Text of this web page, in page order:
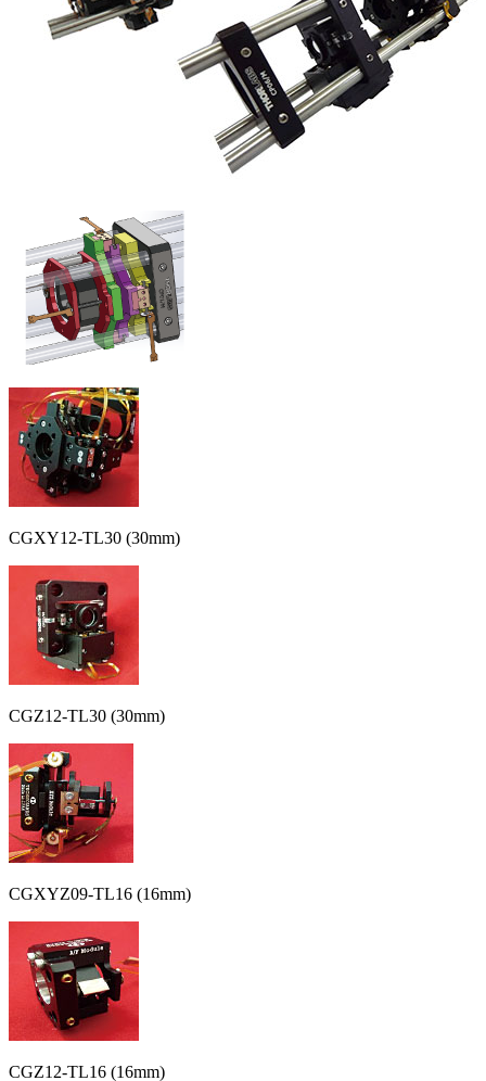
CGXY12-TL30 (30mm)
CGZ12-TL30 (30mm)
CGXYZ09-TL16 (16mm)
CGZ12-TL16 (16mm)